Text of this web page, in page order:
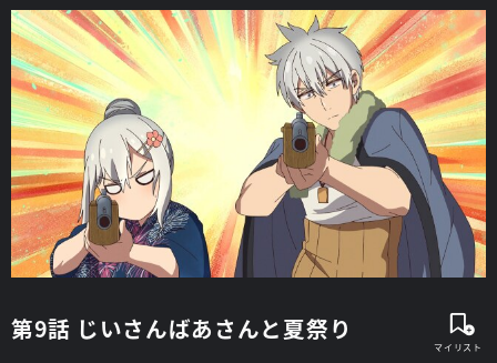
第9話 じいさんばあさんと夏祭り